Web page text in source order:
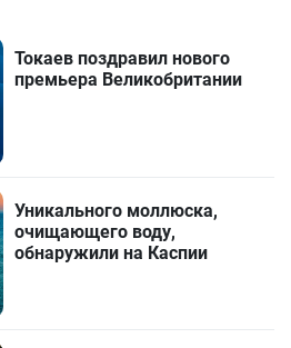
Токаев поздравил нового
премьера Великобритании
Уникального моллюска,
очищающего воду,
обнаружили на Каспии